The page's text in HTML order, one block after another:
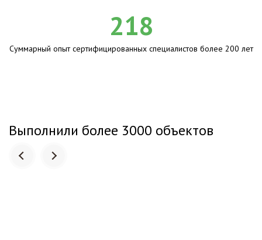
218
Суммарный опыт сертифицированных специалистов более 200 лет
Выполнили более 3000 объектов